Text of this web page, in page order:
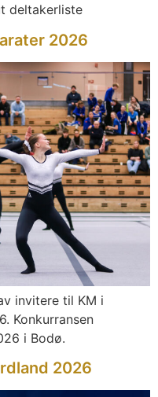
deltakerliste
2026
invitere til KM i
Konkurransen
i Bodø.
2026